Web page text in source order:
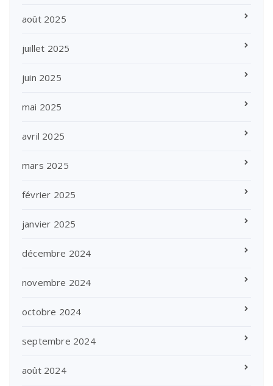
août 2025
juillet 2025
juin 2025
mai 2025
avril 2025
mars 2025
février 2025
janvier 2025
décembre 2024
novembre 2024
octobre 2024
septembre 2024
août 2024